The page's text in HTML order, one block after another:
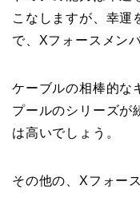
こなしますが、幸運
で、Xフォースメン
ケーブルの相棒的な
プールのシリーズが
は高いでしょう。
その他の、Xフォー